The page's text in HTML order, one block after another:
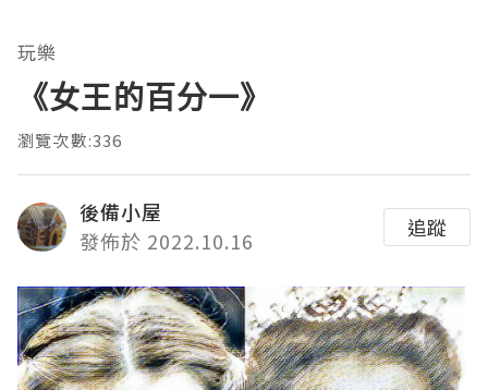
玩樂
《女王的百分一》
瀏覽次數:336
後備小屋
發佈於 2022.10.16
追蹤